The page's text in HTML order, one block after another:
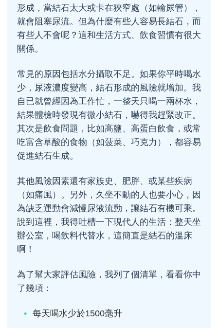
形成，當結石太大或卡在狹窄處（如輸尿管），
就會阻塞尿流。但為什麼有些人容易長結石，而
有些人不會呢？這和生活方式、飲食習慣有很大
關係。
常見的原因包括水分攝取不足。如果你平時喝水
少，尿液濃度變高，結石形成的風險就增加。我
自已就曾經因為工作忙，一整天只喝一兩杯水，
結果體檢時發現有微小結石，嚇得我趕緊改正。
其次是飲食問題，比如高鹽、高蛋白飲食，或常
吃富含草酸的食物（如菠菜、巧克力），都容易
促進結石生成。
其他風險因素還有家族史、肥胖、或某些疾病
（如痛風）。另外，久坐不動的人也要小心，因
為缺乏運動會減慢尿液流動，讓結石有機可乘。
說到這裡，我得吐槽一下現代人的生活：整天坐
辦公室，喝飲料代替水，這簡直是結石的溫床
啊！
為了幫大家評估風險，我列了個清單，看看你中
了幾項：
每天喝水少於1500毫升